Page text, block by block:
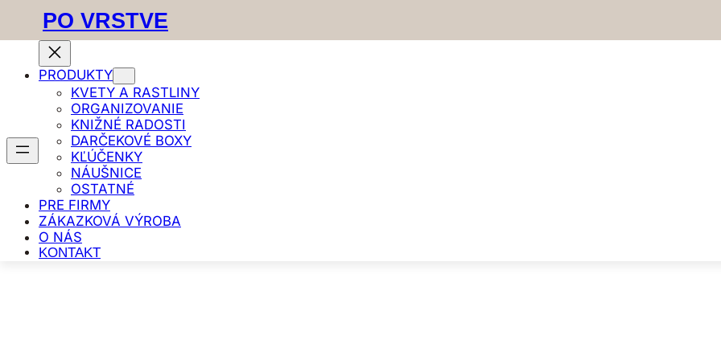
obsah
PO VRSTVE
PRODUKTY
KVETY A RASTLINY
ORGANIZOVANIE
KNIŽNÉ RADOSTI
DARČEKOVÉ BOXY
KĽÚČENKY
NÁUŠNICE
OSTATNÉ
PRE FIRMY
ZÁKAZKOVÁ VÝROBA
O NÁS
KONTAKT
Domov/ Produkt Farba / Zelená
Zelená
Zobrazuje sa 11 výsledkov